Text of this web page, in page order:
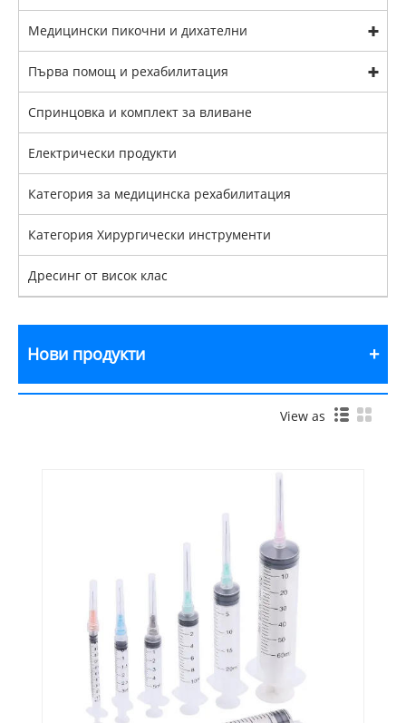
Медицински пикочни и дихателни
Първа помощ и рехабилитация
Спринцовка и комплект за вливане
Електрически продукти
Категория за медицинска рехабилитация
Категория Хирургически инструменти
Дресинг от висок клас
Нови продукти
View as